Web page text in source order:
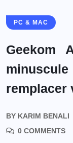
PC & MAC
Geekom
remplacer
BY KARIM BENALI
0 COMMENTS